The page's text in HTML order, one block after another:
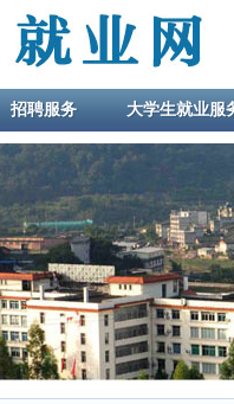
招聘服务 大学生就业服